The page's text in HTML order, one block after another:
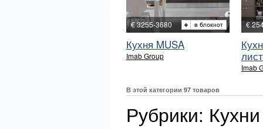
€ 3255-3680
Кухня MUSA
Imab Group
€
Imab
В этой категории 97 товаров
Рубрики: